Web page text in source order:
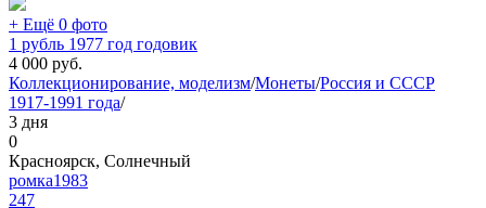
+ Ещё 0 фото
1 рубль 1977 год годовик
4 000 руб.
Коллекционирование, моделизм/Монеты/Россия и СССР
1917-1991 года/
3 дня
0
Красноярск, Солнечный
ромка1983
247